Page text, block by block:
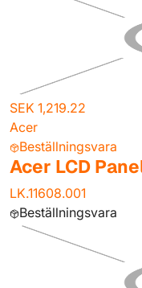
SEK 1,219.22
Acer
Beställningsvara
Acer LCD
LK.11608.001
Beställningsvara